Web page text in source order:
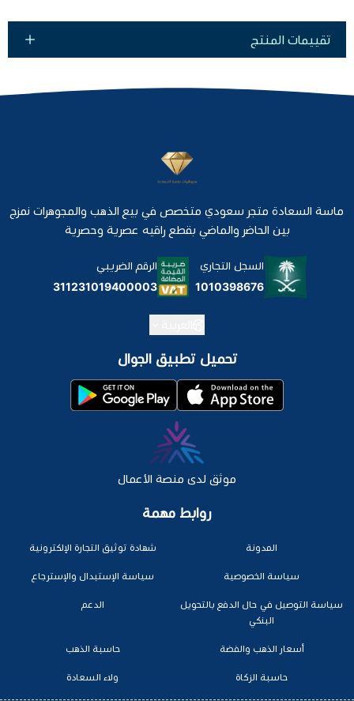
تقييمات المنتج
روابط مهمة
المدونة شهادة توثيق التجارة الإلكترونية
سياسة الخصوصية سياسة الإستبدال والإسترجاع
سياسة التوصيل في حال الدفع بالتحويل
البنكي
الدعم
أسعار الذهب والفضة حاسبة الذهب
حاسبة الزكاة ولاء السعادة
ماسة السعادة متجر سعودي متخصص في بيع الذهب والمجوهرات نمزج
بين الحاضر والماضي بقطع راقيه عصرية وحصرية
السجل التجاري
1010398676
الرقم الضريبي
311231019400003
تحميل تطبيق الجوال
موثق لدى منصة الأعمال